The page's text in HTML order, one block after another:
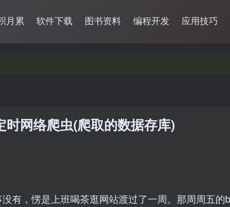
月累 软件下载 图书资料 编程开发 应用技巧
网络爬虫(爬取的数据存库)
有，愣是上班喝茶逛网站渡过了一周。那周周五的